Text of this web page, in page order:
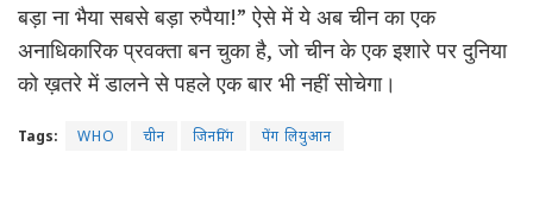
बड़ा ना भैया सबसे बड़ा रुपैया!” ऐसे में ये अब चीन का एक
अनाधिकारिक प्रवक्ता बन चुका है, जो चीन के एक इशारे पर दुनिया
को ख़तरे में डालने से पहले एक बार भी नहीं सोचेगा।
Tags: WHO चीन जिनपिंग पेंग लियुआन